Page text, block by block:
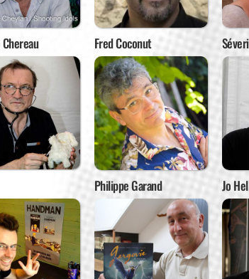
Fred Coconut
Philippe Garand Jo